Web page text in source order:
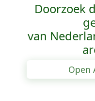
Doorzoek
van
Open